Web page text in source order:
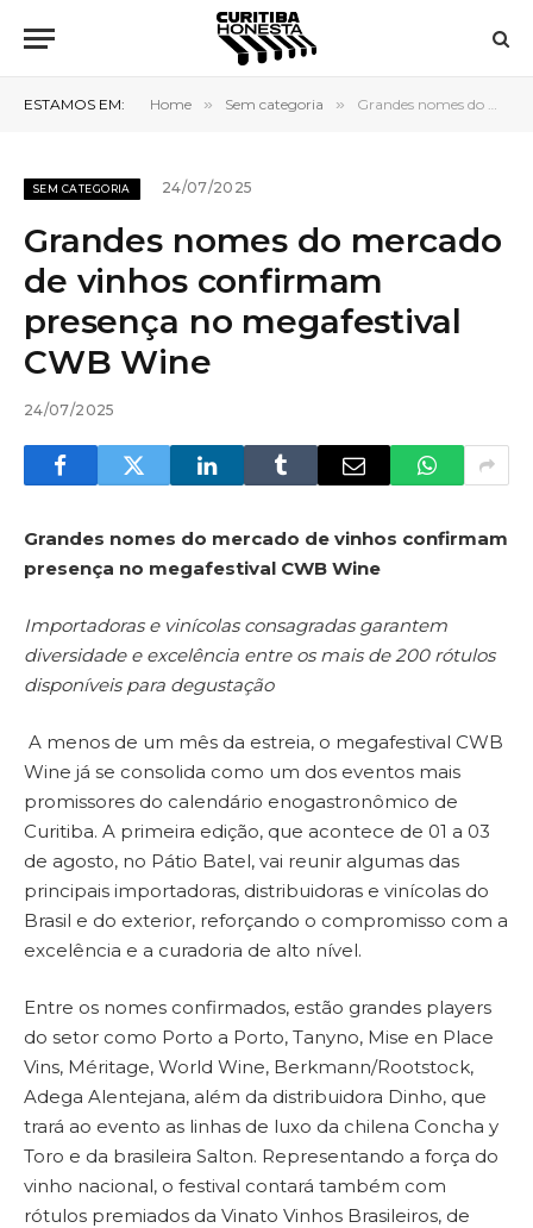
ESTAMOS EM: Home » Sem categoria » Grandes nomes do mercado de vinhos confirmam presença no megafestival CWB Wine
SEM CATEGORIA 24/07/2025
Grandes nomes do mercado
de vinhos confirmam
presença no megafestival
CWB Wine
24/07/2025
Grandes nomes do mercado de vinhos confirmam
presença no megafestival CWB Wine
Importadoras e vinícolas consagradas garantem
diversidade e excelência entre os mais de 200 rótulos
disponíveis para degustação
A menos de um mês da estreia, o megafestival CWB
Wine já se consolida como um dos eventos mais
promissores do calendário enogastronômico de
Curitiba. A primeira edição, que acontece de 01 a 03
de agosto, no Pátio Batel, vai reunir algumas das
principais importadoras, distribuidoras e vinícolas do
Brasil e do exterior, reforçando o compromisso com a
excelência e a curadoria de alto nível.
Entre os nomes confirmados, estão grandes players
do setor como Porto a Porto, Tanyno, Mise en Place
Vins, Méritage, World Wine, Berkmann/Rootstock,
Adega Alentejana, além da distribuidora Dinho, que
trará ao evento as linhas de luxo da chilena Concha y
Toro e da brasileira Salton. Representando a força do
vinho nacional, o festival contará também com
rótulos premiados da Vinato Vinhos Brasileiros, de